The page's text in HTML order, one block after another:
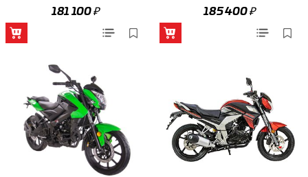
181 100₽ 185 400₽